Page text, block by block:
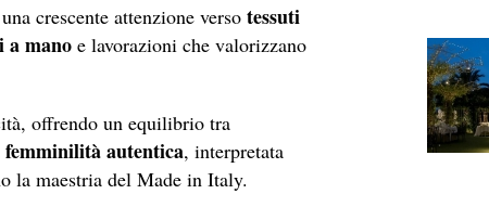
crescente attenzione verso tessuti
a mano e lavorazioni che valorizzano
offrendo un equilibrio tra
femminilità autentica, interpretata
la maestria del Made in Italy.